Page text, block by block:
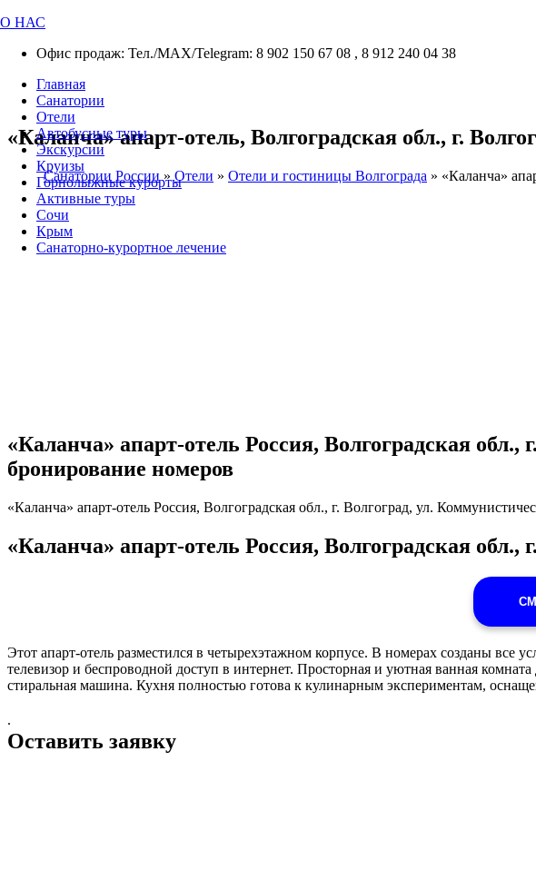
О НАС
Офис продаж: Тел./МАХ/Telegram: 8 902 150 67 08 , 8 912 240 04 38
Главная
Санатории
Отели
Автобусные туры
Экскурсии
Круизы
Горнолыжные курорты
Активные туры
Сочи
Крым
Санаторно-курортное лечение
«Каланча» апарт-отель, Волгоградская обл., г.
Санатории России » Отели » Отели и гостиницы Волгограда » «Каланча»
«Каланча» апарт-отель Россия, Волгоградская
бронирование номеров
«Каланча» апарт-отель Россия, Волгоградская обл., г. Волгоград, ул.
«Каланча» апарт-отель Россия, Волгоградская
Этот апарт-отель разместился в четырехэтажном корпусе. В номерах созданы все
телевизор и беспроводной доступ в интернет. Просторная и уютная ванная
стиральная машина. Кухня полностью готова к кулинарным экспериментам,
.
Оставить заявку